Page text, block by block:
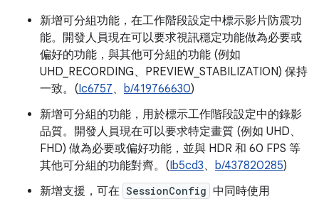
新增可分組功能，在工作階段設定中標示影片防震功
能。開發人員現在可以要求視訊穩定功能做為必要或
偏好的功能，與其他可分組的功能 (例如
UHD_RECORDING、PREVIEW_STABILIZATION) 保持
一致。(Ic6757、 b/419766630)
新增可分組的功能，用於標示工作階段設定中的錄影
品質。開發人員現在可以要求特定畫質 (例如 UHD、
FHD) 做為必要或偏好功能，並與 HDR 和 60 FPS 等
其他可分組的功能對齊。(Ib5cd3、 b/437820285)
新增支援，可在 SessionConfig 中同時使用